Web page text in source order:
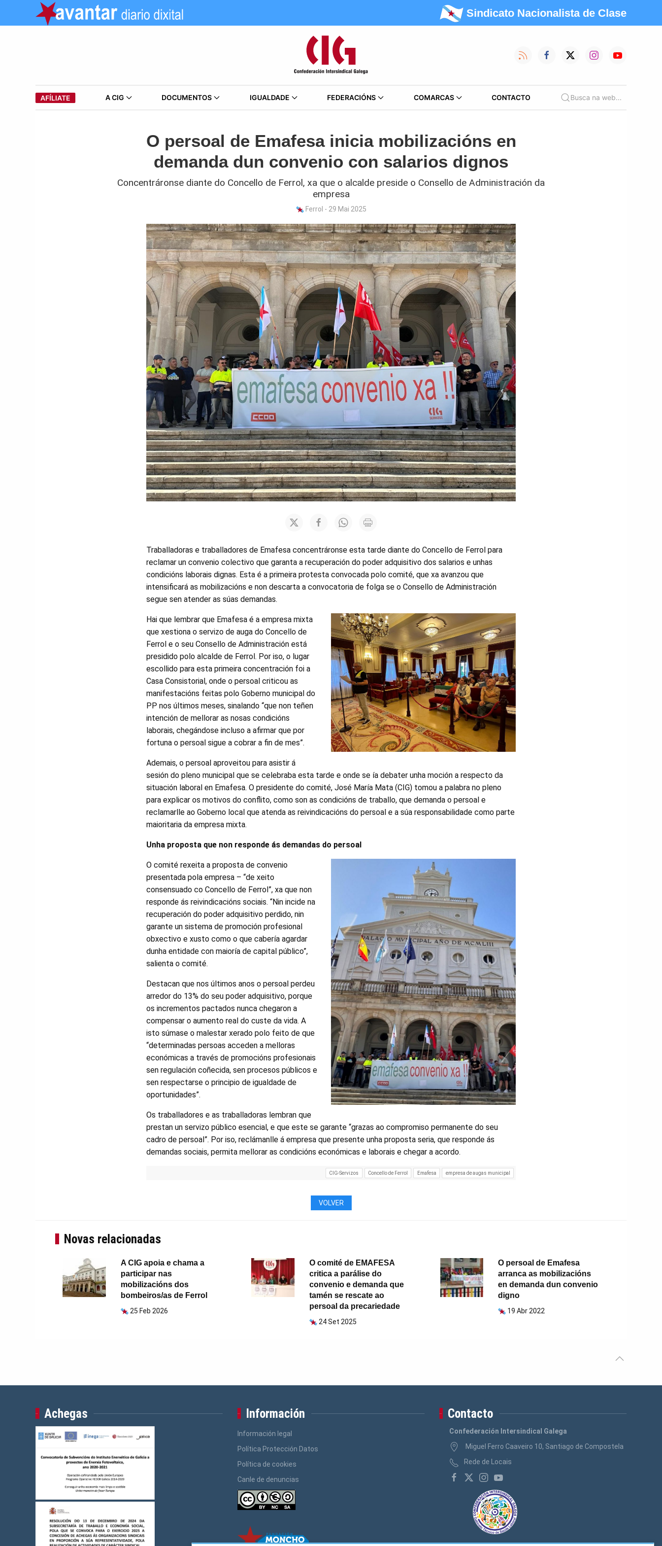
Sindicato Nacionalista de Clase
AFÍLIATE A CIG DOCUMENTOS IGUALDADE FEDERACIÓNS COMARCAS CONTACTO Busca na web...
O persoal de Emafesa inicia mobilizacións en
demanda dun convenio con salarios dignos
Concentráronse diante do Concello de Ferrol, xa que o alcalde preside o Consello de Administración da
empresa
Ferrol - 29 Mai 2025
Traballadoras e traballadores de Emafesa concentráronse esta tarde diante do Concello de Ferrol para
reclamar un convenio colectivo que garanta a recuperación do poder adquisitivo dos salarios e unhas
condicións laborais dignas. Esta é a primeira protesta convocada polo comité, que xa avanzou que
intensificará as mobilizacións e non descarta a convocatoria de folga se o Consello de Administración
segue sen atender as súas demandas.
Hai que lembrar que Emafesa é a empresa mixta
que xestiona o servizo de auga do Concello de
Ferrol e o seu Consello de Administración está
presidido polo alcalde de Ferrol. Por iso, o lugar
escollido para esta primeira concentración foi a
Casa Consistorial, onde o persoal criticou as
manifestacións feitas polo Goberno municipal do
PP nos últimos meses, sinalando “que non teñen
intención de mellorar as nosas condicións
laborais, chegándose incluso a afirmar que por
fortuna o persoal sigue a cobrar a fin de mes”.
Ademais, o persoal aproveitou para asistir á
sesión do pleno municipal que se celebraba esta tarde e onde se ía debater unha moción a respecto da
situación laboral en Emafesa. O presidente do comité, José María Mata (CIG) tomou a palabra no pleno
para explicar os motivos do conflito, como son as condicións de traballo, que demanda o persoal e
reclamarlle ao Goberno local que atenda as reivindicacións do persoal e a súa responsabilidade como parte
maioritaria da empresa mixta.
Unha proposta que non responde ás demandas do persoal
O comité rexeita a proposta de convenio
presentada pola empresa – “de xeito
consensuado co Concello de Ferrol”, xa que non
responde ás reivindicacións sociais. “Nin incide na
recuperación do poder adquisitivo perdido, nin
garante un sistema de promoción profesional
obxectivo e xusto como o que cabería agardar
dunha entidade con maioría de capital público”,
salienta o comité.
Destacan que nos últimos anos o persoal perdeu
arredor do 13% do seu poder adquisitivo, porque
os incrementos pactados nunca chegaron a
compensar o aumento real do custe da vida. A
isto súmase o malestar xerado polo feito de que
“determinadas persoas acceden a melloras
económicas a través de promocións profesionais
sen regulación coñecida, sen procesos públicos e
sen respectarse o principio de igualdade de
oportunidades”.
Os traballadores e as traballadoras lembran que
prestan un servizo público esencial, e que este se garante “grazas ao compromiso permanente do seu
cadro de persoal”. Por iso, reclámanlle á empresa que presente unha proposta seria, que responde ás
demandas sociais, permita mellorar as condicións económicas e laborais e chegar a acordo.
CIG-Servizos Concello de Ferrol Emafesa empresa de augas municipal
VOLVER
Novas relacionadas
A CIG apoia e chama a
participar nas
mobilizacións dos
bombeiros/as de Ferrol
25 Feb 2026
O comité de EMAFESA
critica a parálise do
convenio e demanda que
tamén se rescate ao
persoal da precariedade
24 Set 2025
O persoal de Emafesa
arranca as mobilizacións
en demanda dun convenio
digno
19 Abr 2022
Achegas Información
Información legal
Política Protección Datos
Política de cookies
Canle de denuncias
Contacto
Confederación Intersindical Galega
Miguel Ferro Caaveiro 10, Santiago de Compostela
Rede de Locais